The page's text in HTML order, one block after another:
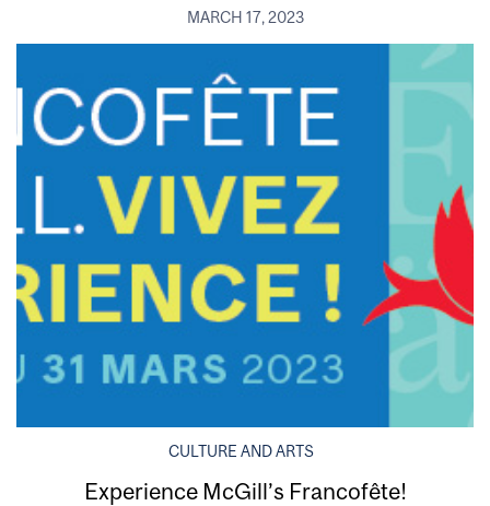
MARCH 17, 2023
CULTURE AND ARTS
Experience McGill’s Francofête!